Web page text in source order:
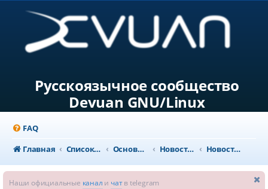
Русскоязычное сообщество
Devuan GNU/Linux
FAQ
Главная
Список форумов Основной раздел Новости и объявления Новости из мира GNU/Linux
Наши официальные канал и чатв telegram